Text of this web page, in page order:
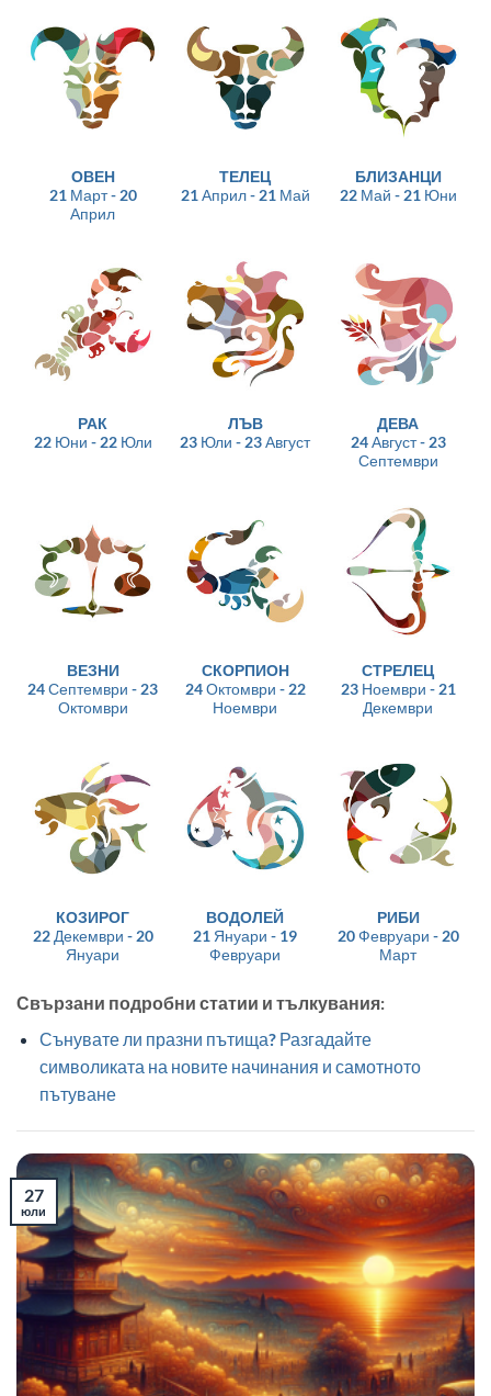
ОВЕН
21 Март - 20
Април
ТЕЛЕЦ
21 Април - 21 Май
БЛИЗАНЦИ
22 Май - 21 Юни
РАК
22 Юни - 22 Юли
ЛЪВ
23 Юли - 23 Август
ДЕВА
24 Август - 23
Септември
ВЕЗНИ
24 Септември - 23
Октомври
СКОРПИОН
24 Октомври - 22
Ноември
СТРЕЛЕЦ
23 Ноември - 21
Декември
КОЗИРОГ
22 Декември - 20
Януари
ВОДОЛЕЙ
21 Януари - 19
Февруари
РИБИ
20 Февруари - 20
Март
Свързани подробни статии и тълкувания:
Сънувате ли празни пътища? Разгадайте
символиката на новите начинания и самотното
пътуване
27
юли